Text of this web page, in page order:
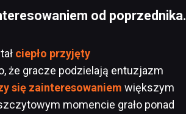
od poprzednika.
ciepło przyjęty
że gracze podzielają entuzjazm
się zainteresowaniem większym
momencie grało ponad